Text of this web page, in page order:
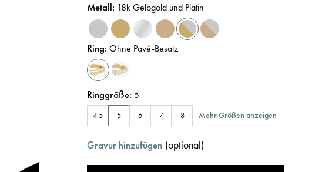
Metall: 18k Gelbgold und Platin
Ring:Ohne Pavé-Besatz
Ringgröße:5
4.5 5 6 7 8 Mehr Größen anzeigen
Gravur hinzufügen (optional)